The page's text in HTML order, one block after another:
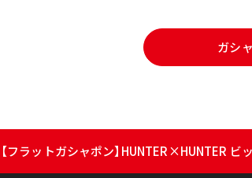
ガシ
【フラットガシャポン】HUNTER×HUNTER ビ